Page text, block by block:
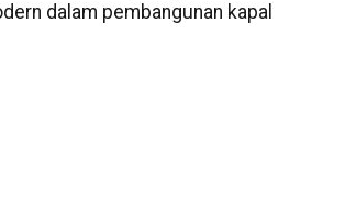
dalam pembangunan kapal